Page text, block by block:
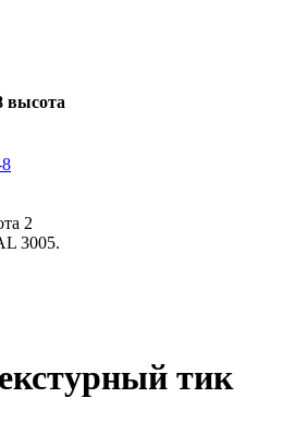
высота
2
3005.
тик